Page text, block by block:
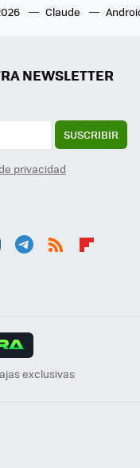
Claude
NEWSLETTER
SUSCRIBIR
privacidad
exclusivas